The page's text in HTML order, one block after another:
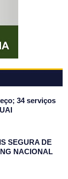
34 serviços
SEGURA DE
NACIONAL